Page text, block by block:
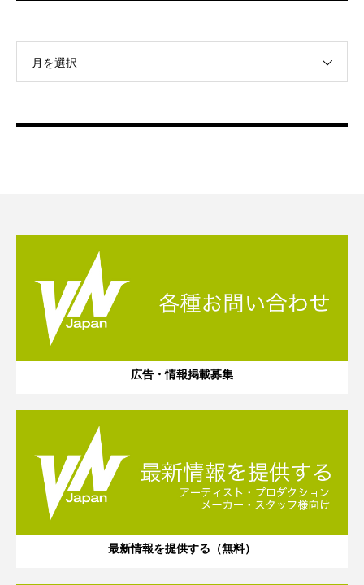
月を選択
広告・情報掲載募集
最新情報を提供する（無料）